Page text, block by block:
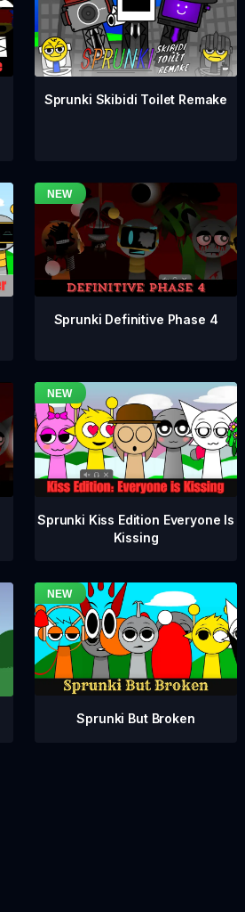
Sprunki Skibidi Toilet Remake
Sprunki Definitive Phase 4
Sprunki Kiss Edition Everyone Is
Kissing
Sprunki But Broken